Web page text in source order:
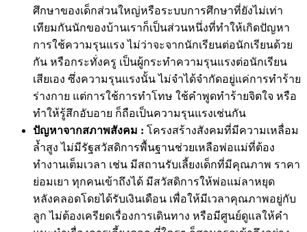
ศึกษาของเด็กส่วนใหญ่หรือระบบการศึกษาที่ยังไม่เท่า
เทียมกันนักของบ้านเราก็เป็นส่วนหนึ่งที่ทำให้เกิดปัญหา
การใช้ความรุนแรง ไม่ว่าจะจากนักเรียนต่อนักเรียนด้วย
กัน หรือกระทั่งครู เป็นผู้กระทำความรุนแรงต่อนักเรียน
เสียเอง ซึ่งความรุนแรงนั้น ไม่จำได้จำกัดอยู่แค่การทำร้าย
ร่างกาย แต่การใช้การทำโทษ ใช้คำพูดทำร้ายจิตใจ หรือ
ทำให้รู้สึกอับอาย ก็ถือเป็นความรุนแรงเช่นกัน
ปัญหาจากสภาพสังคม : โครงสร้างสังคมที่มีความเหลื่อม
ล้ำสูง ไม่มีรัฐสวัสดิการพื้นฐานช่วยเหลือพ่อแม่ที่ต้อง
ทำงานเต็มเวลา เช่น มีสถานรับเลี้ยงเด็กที่มีคุณภาพ ราคา
ย่อมเยา ทุกคนเข้าถึงได้ มีสวัสดิการให้พ่อแม่ลาหยุด
หลังคลอดโดยได้รับเงินเดือน เพื่อให้มีเวลาคุณภาพอยู่กับ
ลูก ไม่ต้องเครียดเรื่องการเดินทาง หรือมีศูนย์ดูแลให้คำ